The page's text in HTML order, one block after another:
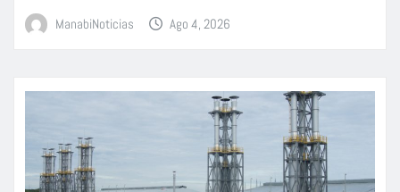
ManabiNoticias Ago 4, 2026